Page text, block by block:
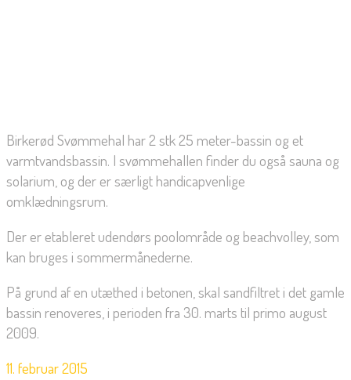
Birkerød Svømmehal har 2 stk 25 meter-bassin og et
varmtvandsbassin. I svømmehallen finder du også sauna og
solarium, og der er særligt handicapvenlige
omklædningsrum.
Der er etableret udendørs poolområde og beachvolley, som
kan bruges i sommermånederne.
På grund af en utæthed i betonen, skal sandfiltret i det gamle
bassin renoveres, i perioden fra 30. marts til primo august
2009.
11. februar 2015